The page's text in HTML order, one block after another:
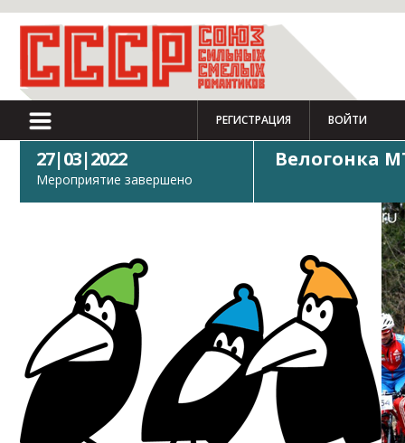
РЕГИСТРАЦИЯ ВОЙТИ
27|03|2022
Мероприятие завершено
Велогонка